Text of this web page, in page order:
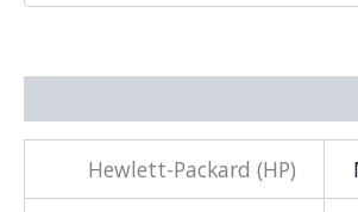
Hewlett-Packard (HP)